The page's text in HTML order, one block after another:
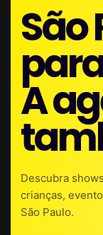
São
A
Descubra
crianças,
São Paulo.